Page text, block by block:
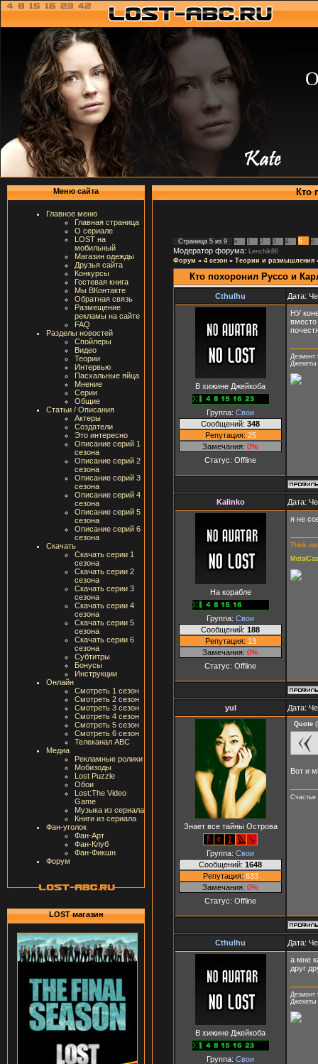
Меню сайта
Главное меню
Главная страница
О сериале
LOST на
мобильный
Магазин одежды
Друзья сайта
Конкурсы
Гостевая книга
Мы ВКонтакте
Обратная связь
Размещение
рекламы на сайте
FAQ
Разделы новостей
Спойлеры
Видео
Теории
Интервью
Пасхальные яйца
Мнение
Серии
Общие
Статьи / Описания
Актеры
Создатели
Это интересно
Описание серий 1
сезона
Описание серий 2
сезона
Описание серий 3
сезона
Описание серий 4
сезона
Описание серий 5
сезона
Описание серий 6
сезона
Скачать
Скачать серии 1
сезона
Скачать серии 2
сезона
Скачать серии 3
сезона
Скачать серии 4
сезона
Скачать серии 5
сезона
Скачать серии 6
сезона
Субтитры
Бонусы
Инструкции
Онлайн
Смотреть 1 сезон
Смотреть 2 сезон
Смотреть 3 сезон
Смотреть 4 сезон
Смотреть 5 сезон
Смотреть 6 сезон
Телеканал ABC
Медиа
Рекламные ролики
Мобизоды
Lost Puzzle
Обои
Lost:The Video
Game
Музыка из сериала
Книги из сериала
Фан-уголок
Фан-Арт
Фан-Клуб
Фан-Фикшн
Форум
LOST магазин
Кто
Страница 5 из 9 « 1 2 3 4 5 6
Модератор форума:
Lenchik86
Форум » 4 сезон » Теории и размышления
Кто похоронил Руссо и
Cthulhu Дата:
В хижине Джейкоба
Группа: Свои
Сообщений: 348
Репутация: 25
Замечания: 0%
Статус: Offline
НУ
вместо
Джекеты
Kalinko Дата:
На корабле
Группа: Свои
Сообщений: 188
Репутация: 13
Замечания: 0%
Статус: Offline
я не
Think
yul Дата:
Знает все тайны Острова
Группа: Свои
Сообщений: 1648
Репутация: 633
Замечания: 0%
Статус: Offline
Quote (
Вот и
Счастье
Cthulhu Дата:
В хижине Джейкоба
Группа: Свои
а мне
друг
Джекеты